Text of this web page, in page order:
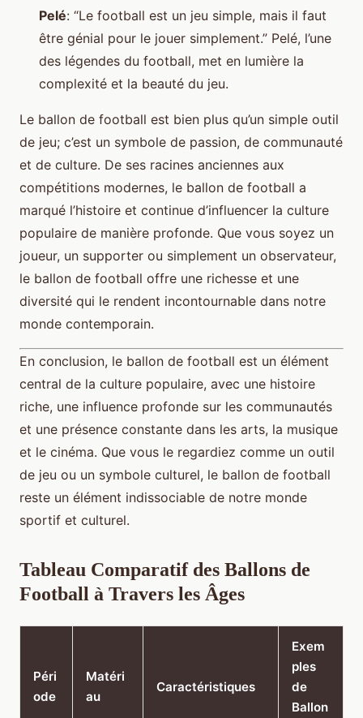
Pelé: “Le football est un jeu simple, mais il faut
être génial pour le jouer simplement.” Pelé, l’une
des légendes du football, met en lumière la
complexité et la beauté du jeu.
Le ballon de football est bien plus qu’un simple outil
de jeu; c’est un symbole de passion, de communauté
et de culture. De ses racines anciennes aux
compétitions modernes, le ballon de football a
marqué l’histoire et continue d’influencer la culture
populaire de manière profonde. Que vous soyez un
joueur, un supporter ou simplement un observateur,
le ballon de football offre une richesse et une
diversité qui le rendent incontournable dans notre
monde contemporain.
En conclusion, le ballon de football est un élément
central de la culture populaire, avec une histoire
riche, une influence profonde sur les communautés
et une présence constante dans les arts, la musique
et le cinéma. Que vous le regardiez comme un outil
de jeu ou un symbole culturel, le ballon de football
reste un élément indissociable de notre monde
sportif et culturel.
Tableau Comparatif des Ballons de
Football à Travers les Âges
Péri
ode
Matéri
au
Caractéristiques
Exem
ples
de
Ballon